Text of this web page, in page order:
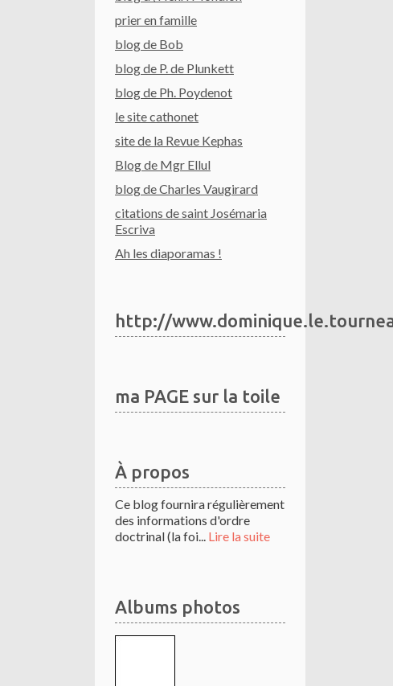
prier en famille
blog de Bob
blog de P. de Plunkett
blog de Ph. Poydenot
le site cathonet
site de la Revue Kephas
Blog de Mgr Ellul
blog de Charles Vaugirard
citations de saint Josémaria
Escriva
Ah les diaporamas !
http://
ma PAGE sur la toile
À propos
Ce blog fournira régulièrement
des informations d'ordre
doctrinal (la foi...
Lire la suite
Albums photos